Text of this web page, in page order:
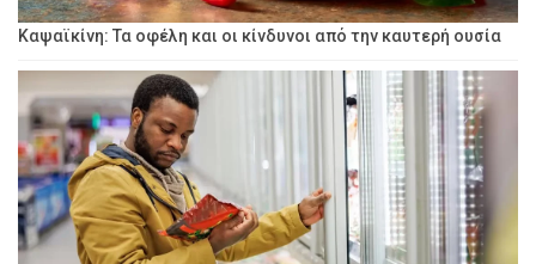
Καψαϊκίνη: Τα οφέλη και οι κίνδυνοι από την καυτερή ουσία